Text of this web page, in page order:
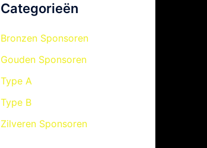
Categorieën
Bronzen Sponsoren
Gouden Sponsoren
Type A
Type B
Zilveren Sponsoren